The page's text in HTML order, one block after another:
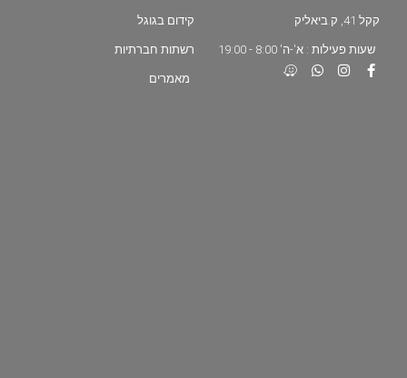
קקל 41, ק.ביאליק
שעות פעילות : א'-ה' 8:00 - 19:00
קידום בגוגל
רשתות חברתיות
מאמרים